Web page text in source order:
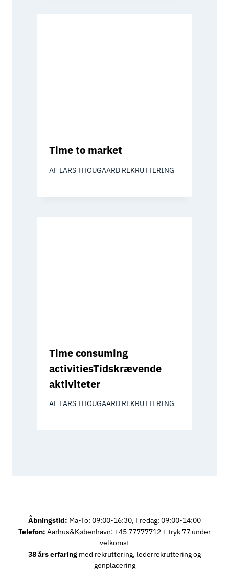
Time to market
AF LARS THOUGAARD REKRUTTERING
Time consuming
activitiesTidskrævende
aktiviteter
AF LARS THOUGAARD REKRUTTERING
Åbningstid: Ma-To: 09:00-16:30, Fredag: 09:00-14:00
Telefon: Aarhus&København: +45 77777712 + tryk 77 under
velkomst
38 års erfaring med rekruttering, lederrekruttering og
genplacering